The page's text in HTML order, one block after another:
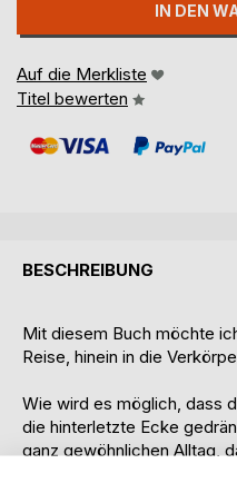
IN DEN
Auf die Merkliste
Titel bewerten
BESCHREIBUNG
Mit diesem Buch möchte
Reise, hinein in die
Wie wird es möglich, dass
die hinterletzte Ecke
ganz gewöhnlichen Alltag,
dich bewegst, lebendig